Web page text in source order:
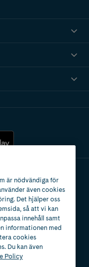
är nödvändiga för
även cookies
Det hjälper oss
så att vi kan
innehåll samt
informationen med
cookies
Du kan även
Policy